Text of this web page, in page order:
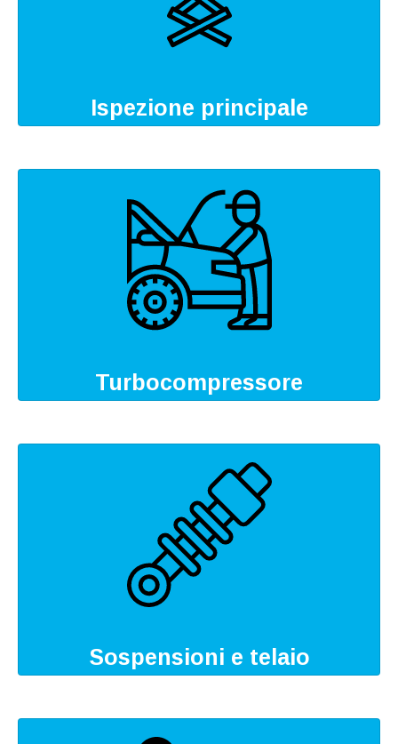
Ispezione principale
Turbocompressore
Sospensioni e telaio